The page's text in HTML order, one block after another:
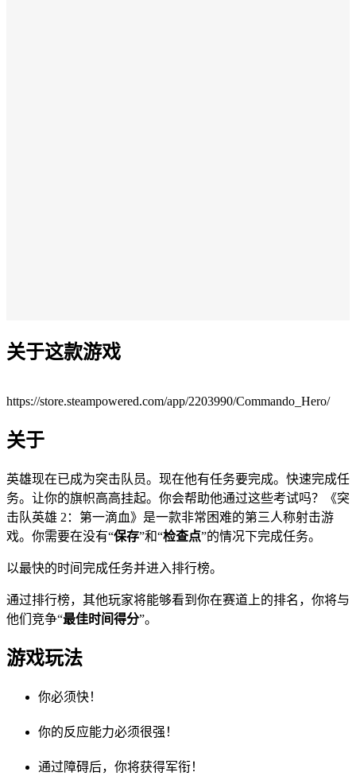
关于这款游戏
https://store.steampowered.com/app/2203990/Commando_Hero/
关于
英雄现在已成为突击队员。现在他有任务要完成。快速完成任
务。让你的旗帜高高挂起。你会帮助他通过这些考试吗？《突
击队英雄 2：第一滴血》是一款非常困难的第三人称射击游
戏。你需要在没有“保存”和“检查点”的情况下完成任务。
以最快的时间完成任务并进入排行榜。
通过排行榜，其他玩家将能够看到你在赛道上的排名，你将与
他们竞争“最佳时间得分”。
游戏玩法
你必须快！
你的反应能力必须很强！
通过障碍后，你将获得军衔！